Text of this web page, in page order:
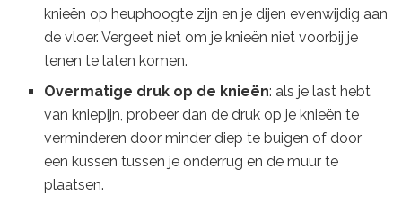
knieën op heuphoogte zijn en je dijen evenwijdig aan
de vloer. Vergeet niet om je knieën niet voorbij je
tenen te laten komen.
Overmatige druk op de knieën: als je last hebt
van kniepijn, probeer dan de druk op je knieën te
verminderen door minder diep te buigen of door
een kussen tussen je onderrug en de muur te
plaatsen.